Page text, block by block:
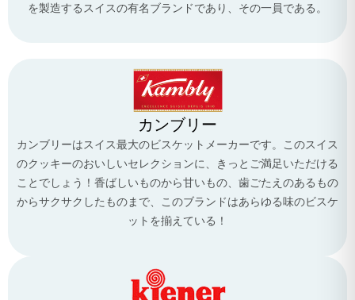
を製造するスイスの有名ブランドであり、その一員である。
カンブリー
カンブリーはスイス最大のビスケットメーカーです。このスイス
のクッキーのおいしいセレクションに、きっとご満足いただける
ことでしょう！香ばしいものから甘いもの、歯ごたえのあるもの
からサクサクしたものまで、このブランドはあらゆる味のビスケ
ットを揃えている！